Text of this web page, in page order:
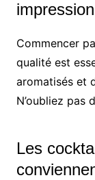
Commencer
qualité est
aromatisés et
N’oubliez pas
Les